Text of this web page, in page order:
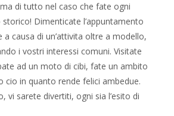
di tutto nel caso che fate ogni
Dimenticate l’appuntamento
causa di un’attivita oltre a modello,
i vostri interessi comuni. Visitate
ad un moto di cibi, fate un ambito
cio in quanto rende felici ambedue.
vi sarete divertiti, ogni sia l’esito di